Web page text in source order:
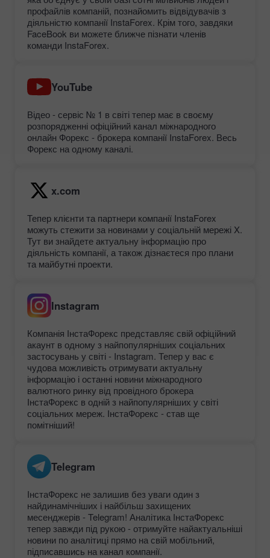
профайлів компаній, познайомить відвідувачів з
діяльністю компанії InstaForex. Крім того, завдяки
FaceBook ви можете ближче пізнати членів
команди InstaForex.
YouTube
Відео - сервіс № 1 в світі тепер має в своєму
розпорядженні офіційний канал міжнародного
онлайн Форекс - брокера компанії InstaForex. Весь
Форекс на одному каналі.
x.com
Тепер клієнти та партнери компанії InstaForex
можуть стежити за новинами у соціальній мережі X.
Тут ви знайдете актуальну інформацію про
діяльність компанії, а також дізнаєтеся про плани
та майбутні проекти.
Instagram
Компанія ІнстаФорекс представляє свій офіційний
акаунт в одному з найпопулярніших соціальних
застосувань у світі - Instagram. Тепер у вас є
чудова можливість отримувати актуальну
інформацію і останні новини міжнародного
валютного ринку від провідного брокера
ІнстаФорекс в одній з найпопулярніших у світі
соціальних мереж. ІнстаФорекс - став ще
помітніший!
Telegram
ІнстаФорекс не залишив без уваги один з
найдинамічніших і найбільш захищених
месенджерів - Telegram! Аналітика ІнстаФорекс
тепер завжди під рукою - отримуйте найактуальніші
новини по аналітиці прямо на свій мобільний,
підписавшись на канал компанії.